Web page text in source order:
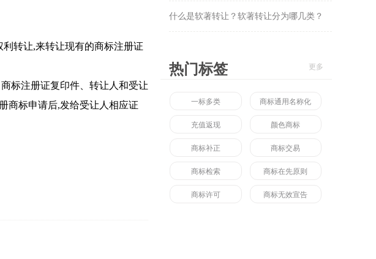
转让,来转让现有的商标注册证
标注册证复印件、转让人和受让
商标申请后,发给受让人相应证
什么是软著转让？软著转让分为哪几类？
热门标签 更多
一标多类 商标通用名称化
充值返现 颜色商标
商标补正 商标交易
商标检索 商标在先原则
商标许可 商标无效宣告